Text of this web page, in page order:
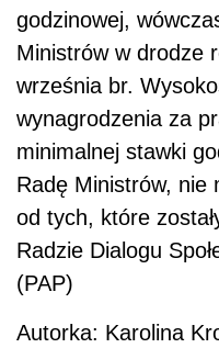
godzinowej,
Ministrów w drodze
września br.
wynagrodzenia za
minimalnej stawki
Radę Ministrów, nie
od tych, które
Radzie Dialogu
(PAP)
Autorka: Karolina